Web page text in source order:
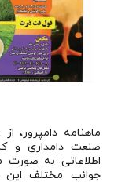
صنعت دامداری و
اطلاعاتی به
جوانب مختلف این